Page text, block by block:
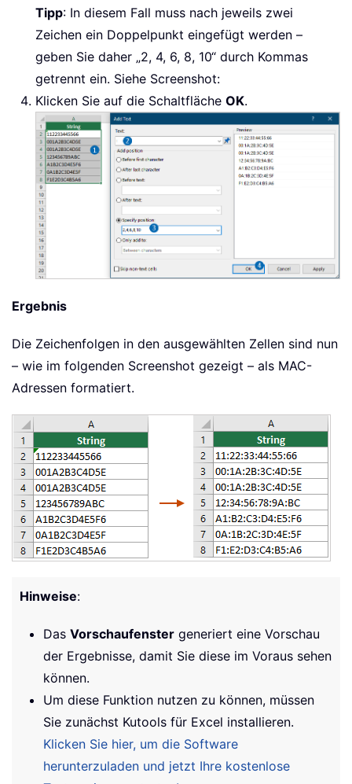
Tipp: In diesem Fall muss nach jeweils zwei
Zeichen ein Doppelpunkt eingefügt werden –
geben Sie daher „2, 4, 6, 8, 10“ durch Kommas
getrennt ein. Siehe Screenshot:
Klicken Sie auf die Schaltfläche OK.
Ergebnis
Die Zeichenfolgen in den ausgewählten Zellen sind nun
– wie im folgenden Screenshot gezeigt – als MAC-
Adressen formatiert.
Hinweise:
Das Vorschaufenster generiert eine Vorschau
der Ergebnisse, damit Sie diese im Voraus sehen
können.
Um diese Funktion nutzen zu können, müssen
Sie zunächst Kutools für Excel installieren.
Klicken Sie hier, um die Software
herunterzuladen und jetzt Ihre kostenlose